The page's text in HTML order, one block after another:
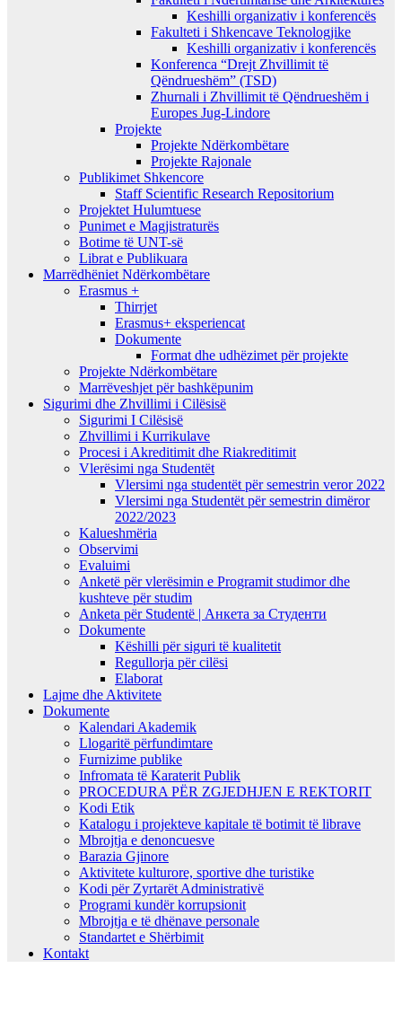
Keshilli organizativ i konferencës
Fakulteti i Shkencave Teknologjike
Keshilli organizativ i konferencës
Konferenca “Drejt Zhvillimit të
Qëndrueshëm” (TSD)
Zhurnali i Zhvillimit të Qëndrueshëm i
Europes Jug-Lindore
Projekte
Projekte Ndërkombëtare
Projekte Rajonale
Publikimet Shkencore
Staff Scientific Research Repositorium
Projektet Hulumtuese
Punimet e Magjistraturës
Botime të UNT-së
Librat e Publikuara
Marrëdhëniet Ndërkombëtare
Erasmus +
Thirrjet
Erasmus+ eksperiencat
Dokumente
Format dhe udhëzimet për projekte
Projekte Ndërkombëtare
Marrëveshjet për bashkëpunim
Sigurimi dhe Zhvillimi i Cilësisë
Sigurimi I Cilësisë
Zhvillimi i Kurrikulave
Procesi i Akreditimit dhe Riakreditimit
Vlerësimi nga Studentët
Vlersimi nga studentët për semestrin veror 2022
Vlersimi nga Studentët për semestrin dimëror
2022/2023
Kalueshmëria
Observimi
Evaluimi
Anketë për vlerësimin e Programit studimor dhe
kushteve për studim
Anketa për Studentë | Анкета за Студенти
Dokumente
Këshilli për siguri të kualitetit
Regullorja për cilësi
Elaborat
Lajme dhe Aktivitete
Dokumente
Kalendari Akademik
Llogaritë përfundimtare
Furnizime publike
Infromata të Karaterit Publik
PROCEDURA PËR ZGJEDHJEN E REKTORIT
Kodi Etik
Katalogu i projekteve kapitale të botimit të librave
Mbrojtja e denoncuesve
Barazia Gjinore
Aktivitete kulturore, sportive dhe turistike
Kodi për Zyrtarët Administrativë
Programi kundër korrupsionit
Mbrojtja e të dhënave personale
Standartet e Shërbimit
Kontakt